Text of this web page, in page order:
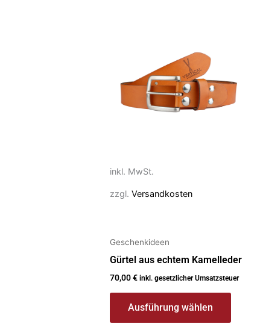
inkl. MwSt.
zzgl. Versandkosten
Geschenkideen
Gürtel aus echtem Kamelleder
70,00€ inkl. gesetzlicher Umsatzsteuer
Ausführung wählen
Varianten
auf.
auf
Produktseite